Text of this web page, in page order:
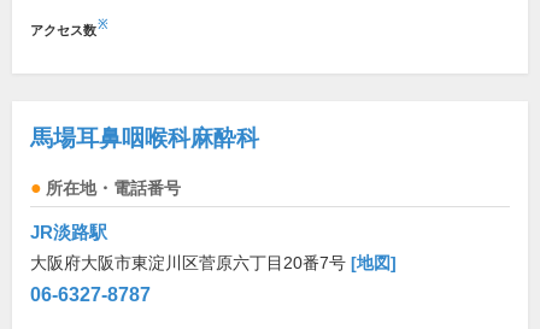
アクセス数※
馬場耳鼻咽喉科麻酔科
所在地・電話番号
JR淡路駅
大阪府大阪市東淀川区菅原六丁目20番7号 [地図]
06-6327-8787